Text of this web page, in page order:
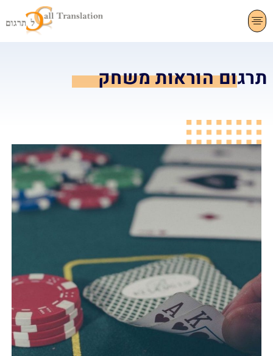
תרגום הוראות משחק